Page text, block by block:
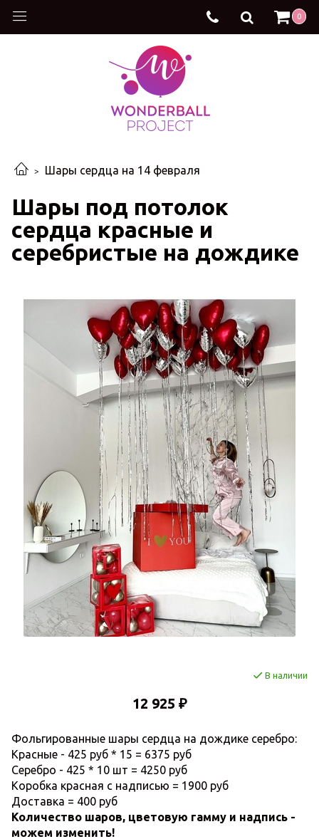
0
Шары сердца на 14 февраля
Шары под потолок
сердца красные и
серебристые на дождике
В наличии
12 925 ₽
Фольгированные шары сердца на дождике серебро:
Красные - 425 руб * 15 = 6375 руб
Серебро - 425 * 10 шт = 4250 руб
Коробка красная с надписью = 1900 руб
Доставка = 400 руб
Количество шаров, цветовую гамму и надпись -
можем изменить!